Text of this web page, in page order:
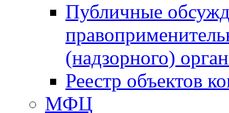
Публичные
(надзорного)
Реестр объектов
МФЦ